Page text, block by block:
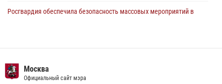
Росгвардия обеспечила безопасность массовых мероприятий в
чемпионат по самбо (виео)
15 июля 2026, 14:00 8
Москва
Официальный сайт мэра